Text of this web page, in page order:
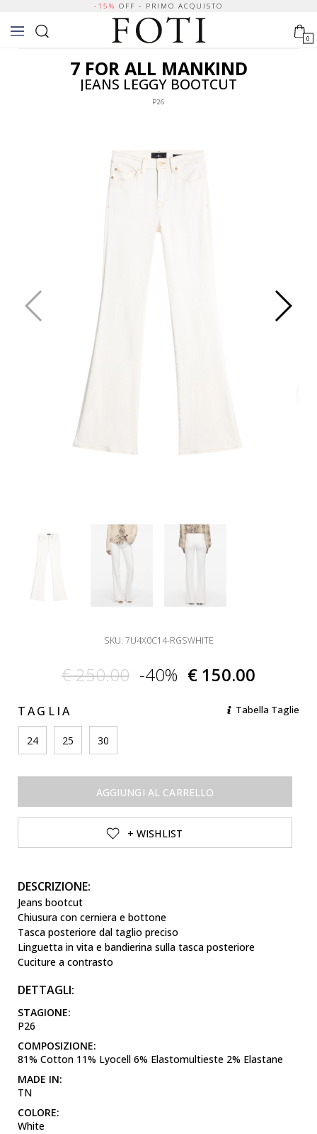
-15% OFF - PRIMO ACQUISTO
0
7 FOR ALL MANKIND
JEANS LEGGY BOOTCUT
P26
SKU: 7U4X0C14-RGSWHITE
€ 250.00 -40% € 150.00
TAGLIA Tabella Taglie
24 25 30
AGGIUNGI AL CARRELLO
+ WISHLIST
DESCRIZIONE:
Jeans bootcut
Chiusura con cerniera e bottone
Tasca posteriore dal taglio preciso
Linguetta in vita e bandierina sulla tasca posteriore
Cuciture a contrasto
DETTAGLI:
STAGIONE:
P26
COMPOSIZIONE:
81% Cotton 11% Lyocell 6% Elastomultieste 2% Elastane
MADE IN:
TN
COLORE:
White